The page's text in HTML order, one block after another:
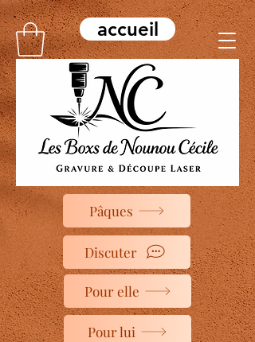
Pour elle
Pour lui
Discuter
accueil
Pâques